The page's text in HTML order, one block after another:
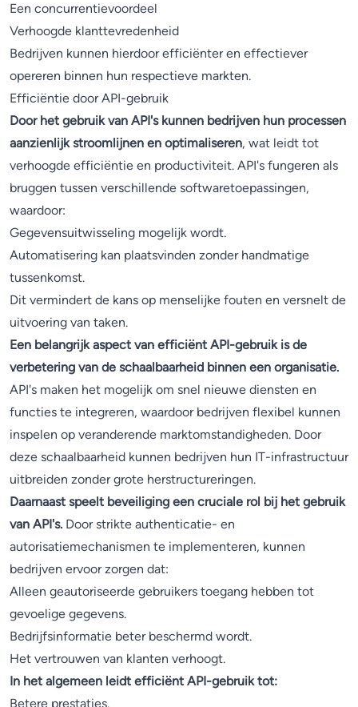
Een concurrentievoordeel
Verhoogde klanttevredenheid
Bedrijven kunnen hierdoor efficiënter en effectiever
opereren binnen hun respectieve markten.
Efficiëntie door API-gebruik
Door het gebruik van API's kunnen bedrijven hun processen
aanzienlijk stroomlijnen en optimaliseren, wat leidt tot
verhoogde efficiëntie en productiviteit. API's fungeren als
bruggen tussen verschillende softwaretoepassingen,
waardoor:
Gegevensuitwisseling mogelijk wordt.
Automatisering kan plaatsvinden zonder handmatige
tussenkomst.
Dit vermindert de kans op menselijke fouten en versnelt de
uitvoering van taken.
Een belangrijk aspect van efficiënt API-gebruik is de
verbetering van de schaalbaarheid binnen een organisatie.
API's maken het mogelijk om snel nieuwe diensten en
functies te integreren, waardoor bedrijven flexibel kunnen
inspelen op veranderende marktomstandigheden. Door
deze schaalbaarheid kunnen bedrijven hun IT-infrastructuur
uitbreiden zonder grote herstructureringen.
Daarnaast speelt beveiliging een cruciale rol bij het gebruik
van API's. Door strikte authenticatie- en
autorisatiemechanismen te implementeren, kunnen
bedrijven ervoor zorgen dat:
Alleen geautoriseerde gebruikers toegang hebben tot
gevoelige gegevens.
Bedrijfsinformatie beter beschermd wordt.
Het vertrouwen van klanten verhoogt.
In het algemeen leidt efficiënt API-gebruik tot:
Betere prestaties.